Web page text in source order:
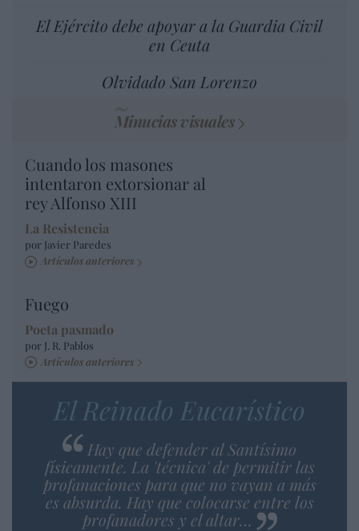
El Ejército debe apoyar a la Guardia Civil
en Ceuta
Olvidado San Lorenzo
Minucias visuales
Cuando los masones
intentaron extorsionar al
rey Alfonso XIII
La Resistencia
por Javier Paredes
Artículos anteriores
Fuego
Poeta pasmado
por J. R. Pablos
Artículos anteriores
El Reinado Eucarístico
Hay que defender al Santísimo
físicamente. La 'técnica' de permitir las
profanaciones para que no vayan a más
es absurda. Hay que colocarse entre los
profanadores y el altar…